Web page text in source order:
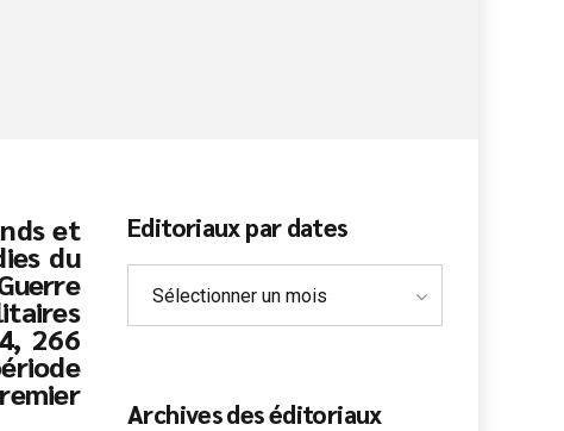
et
du
266
Editoriaux par dates
Sélectionner un mois
Archives des éditoriaux